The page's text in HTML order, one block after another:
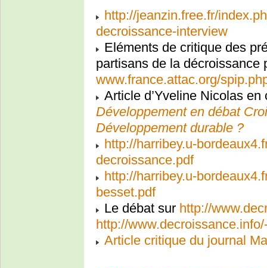
http://jeanzin.free.fr/
decroissance-interview
Eléments de critique des
partisans de la décroissance
www.france.attac.org/
Article d’Yveline Nicolas
Développement en débat
Développement durable ?
http://harribey.u-
decroissance.pdf
http://harribey.u-
besset.pdf
Le débat sur http://
http://
Article critique du journal